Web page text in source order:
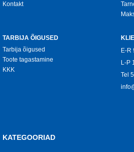
Kontakt
TARBIJA ÕIGUSED
Tarbija õigused
Toote tagastamine
KKK
E-R
L-P
Tel
KATEGOORIAD